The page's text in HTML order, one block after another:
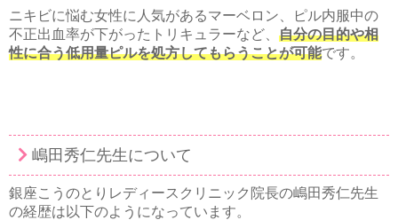
ニキビに悩む女性に人気があるマーベロン、ピル内服中の
不正出血率が下がったトリキュラーなど、 自分の目的や相
性に合う低用量ピルを処方してもらうことが可能です。
嶋田秀仁先生について
銀座こうのとりレディースクリニック院長の嶋田秀仁先生
の経歴は以下のようになっています。